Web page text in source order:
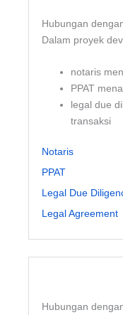
Hubungan
Dalam proyek
notaris
PPAT
legal due
transaksi
Notaris
PPAT
Legal Due
Legal Agreement
Hubungan